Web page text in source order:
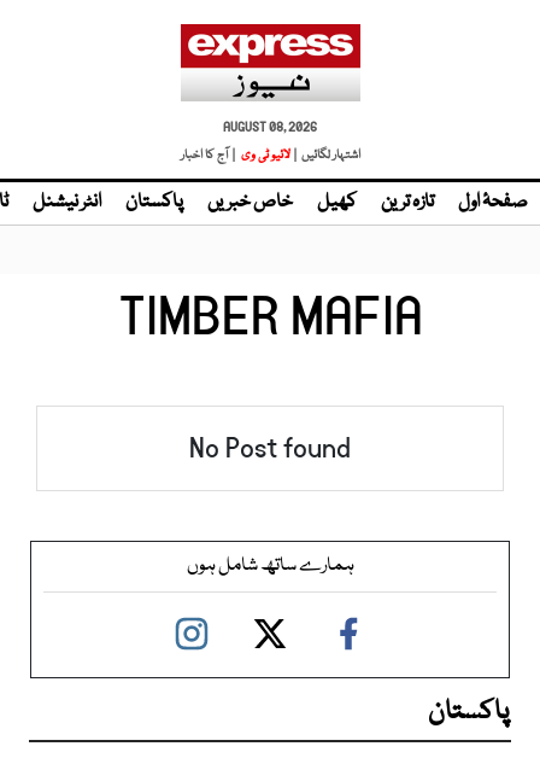
AUGUST 08, 2026
اشتہار لگائیں | لائیو ٹی وی | آج کا اخبار
صفحۂ اول تازہ ترین کھیل خاص خبریں پاکستان انٹر نیشنل
TIMBER MAFIA
No Post found
ہمارے ساتھ شامل ہوں
پاکستان